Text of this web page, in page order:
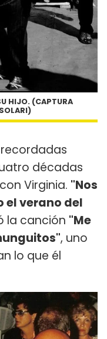
HIJO. (CAPTURA
décadas
Virginia. "Nos
el verano del
la canción "Me
, uno
lo que él